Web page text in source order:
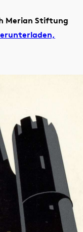
Merian Stiftung